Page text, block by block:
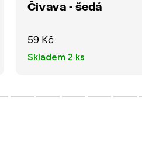
Čivava - šedá
59 Kč
Skladem 2 ks